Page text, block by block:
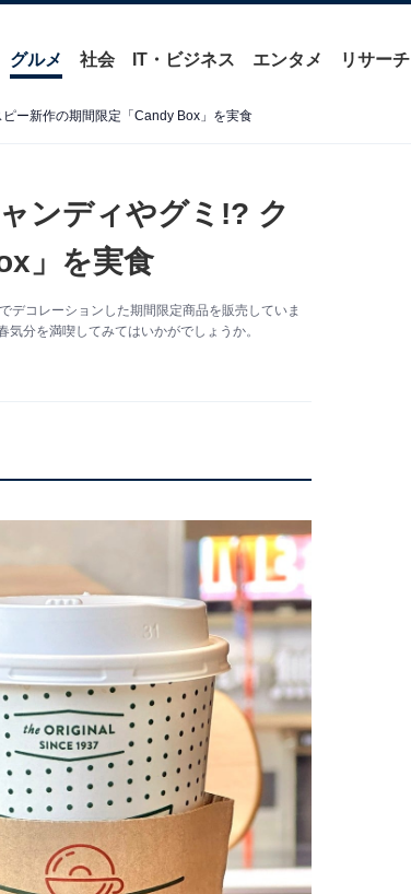
グルメ 社会 IT・ビジネス エンタメ リサーチ
ー新作の期間限定「Candy Box」を実食
ンディやグミ!? ク
」を実食
デコレーションした期間限定商品を販売していま
分を満喫してみてはいかがでしょうか。